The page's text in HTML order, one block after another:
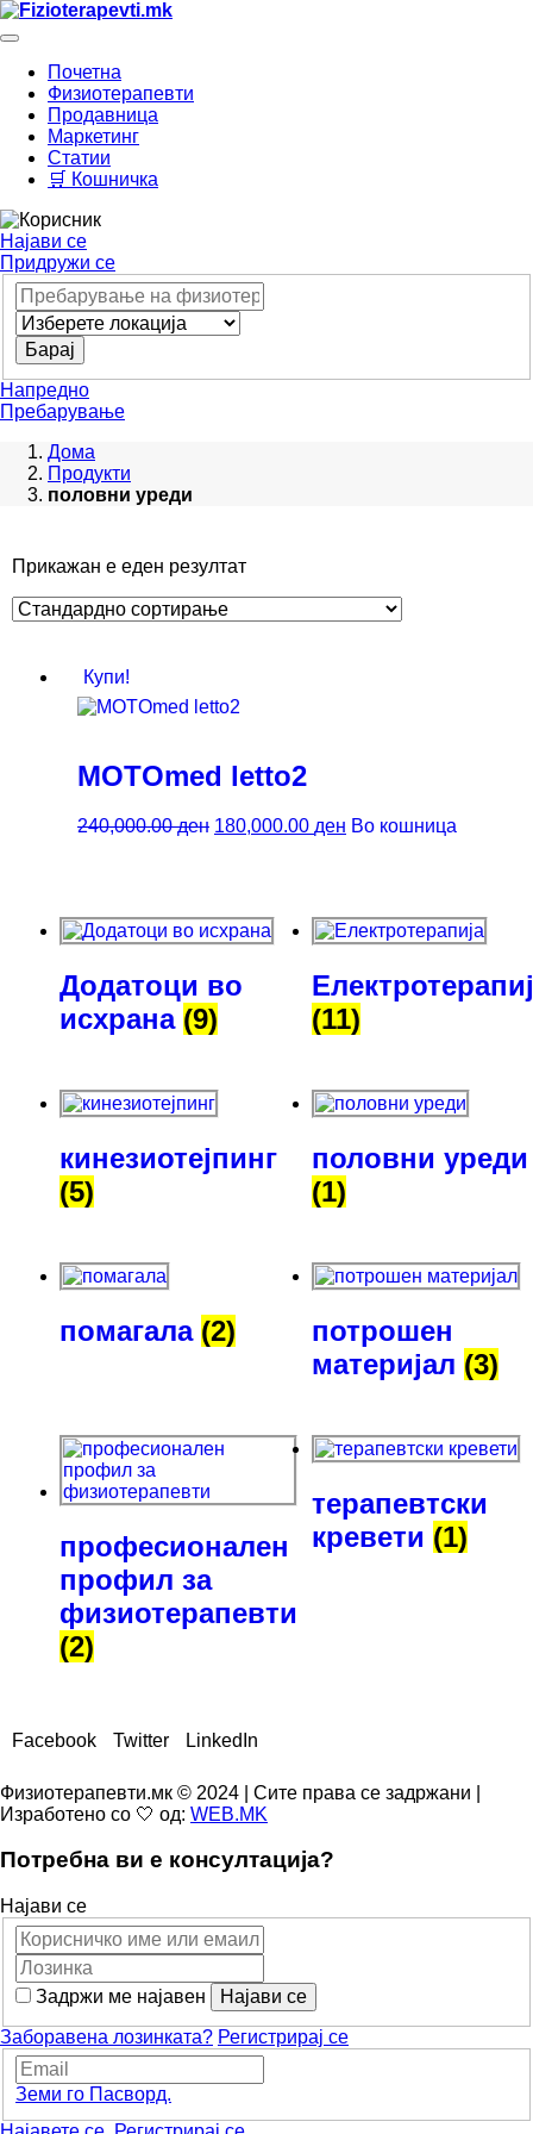
Почетна
Физиотерапевти
Продавница
Маркетинг
Статии
🛒 Кошничка
Најави се
Придружи се
Напредно
Пребарување
Дома
Продукти
половни уреди
Прикажан е еден резултат
Купи!
MOTOmed letto2
240,000.00ден 180,000.00 ден Во кошница
Додатоци во
исхрана (9)
(11)
кинезиотејпинг
(5)
половни уреди
(1)
помагала (2)
потрошен
материјал (3)
професионален
профил за
физиотерапевти
(2)
терапевтски
кревети (1)
Facebook Twitter LinkedIn
Физиотерапевти.мк © 2024 | Сите права се задржани |
Изработено со 🤍 од: WEB.MK
Потребна ви е консултација?
Најави се
Задржи ме најавен
Заборавена лозинката? Регистрирај се
Земи го Пасворд.